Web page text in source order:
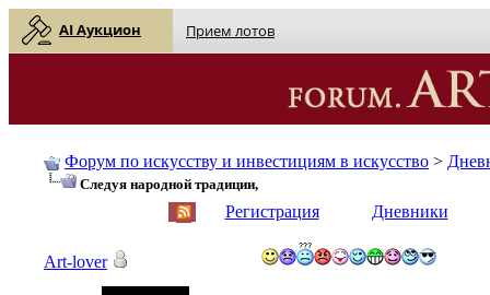
AI Аукцион Прием лотов
Форум по искусству и инвестициям в искусство >
Cледуя народной традиции,
Регистрация Дневники
Art-lover